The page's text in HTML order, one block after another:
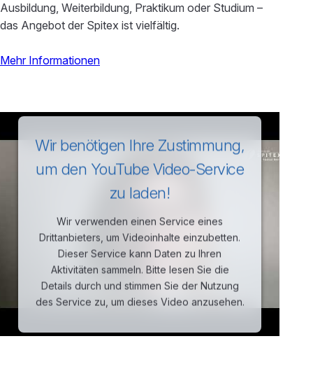
Ausbildung, Weiterbildung, Praktikum oder Studium –
das Angebot der Spitex ist vielfältig.
Mehr Informationen
Wir benötigen Ihre Zustimmung,
um den YouTube Video-Service
zu laden!
Wir verwenden einen Service eines
Drittanbieters, um Videoinhalte einzubetten.
Dieser Service kann Daten zu Ihren
Aktivitäten sammeln. Bitte lesen Sie die
Details durch und stimmen Sie der Nutzung
des Service zu, um dieses Video anzusehen.